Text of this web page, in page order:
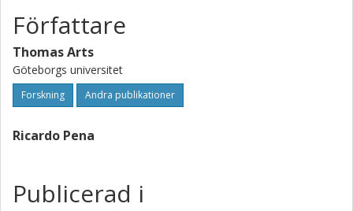
Författare
Thomas Arts
Göteborgs universitet
Forskning Andra publikationer
Ricardo Pena
Publicerad i